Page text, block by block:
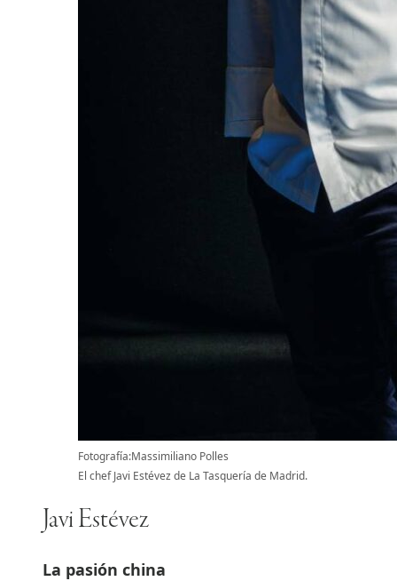
Fotografía:Massimiliano Polles
El chef Javi Estévez de La Tasquería de Madrid.
Javi Estévez
La pasión china